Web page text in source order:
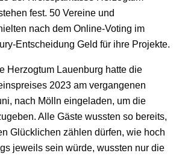
fest. 50 Vereine und
nach dem Online-Voting im
Entscheidung Geld für ihre Projekte.
Herzogtum Lauenburg hatte die
2023 am vergangenen
nach Mölln eingeladen, um die
Alle Gäste wussten so bereits,
Glücklichen zählen dürfen, wie hoch
jeweils sein würde, wussten nur die